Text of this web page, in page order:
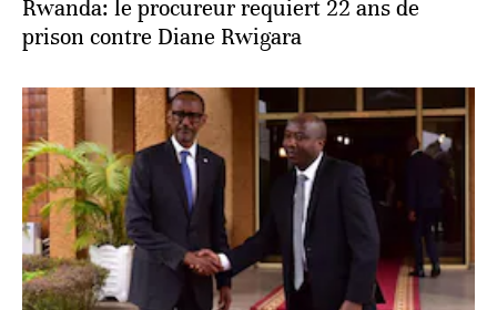
Rwanda: le procureur requiert 22 ans de
prison contre Diane Rwigara